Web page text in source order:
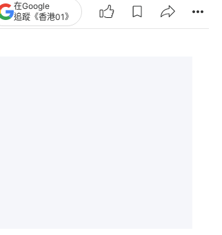
在Google
追蹤《香港01》